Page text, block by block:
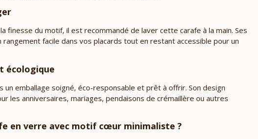
finesse du motif, il est recommandé de laver cette carafe à la main. Ses
facile dans vos placards tout en restant accessible pour un
écologique
emballage soigné, éco-responsable et prêt à offrir. Son design
les anniversaires, mariages, pendaisons de crémaillère ou autres
en verre avec motif cœur minimaliste ?